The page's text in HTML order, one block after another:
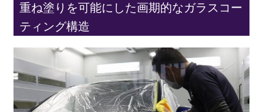
重ね塗りを可能にした画期的なガラスコー
ティング構造